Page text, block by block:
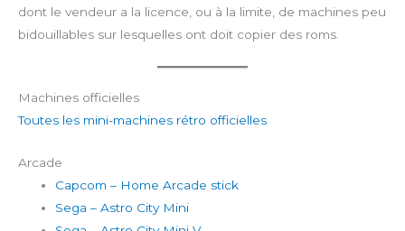
dont le vendeur a la licence, ou à la limite, de machines peu
bidouillables sur lesquelles ont doit copier des roms.
Machines officielles
Toutes les mini-machines rétro officielles
Arcade
Capcom – Home Arcade stick
Sega – Astro City Mini